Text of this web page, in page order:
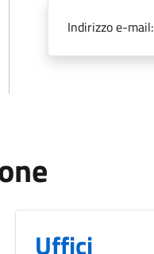
Indirizzo e-mail:
Uffici